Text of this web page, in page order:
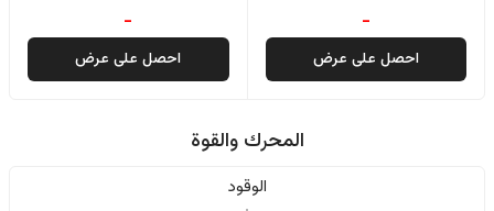
-
احصل على عرض
-
احصل على عرض
المحرك والقوة
الوقود